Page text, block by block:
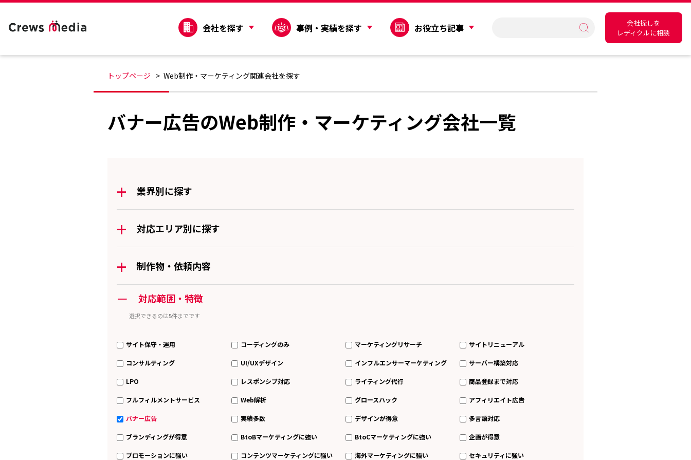
会社を探す 事例・実績を探す お役立ち記事
会社探しを
レディクルに相談
トップページ Web制作・マーケティング関連会社を探す
バナー広告のWeb制作・マーケティング会社一覧
+ 業界別に探す
+ 対応エリア別に探す
+ 制作物・依頼内容
ー 対応範囲・特徴
選択できるのは5件までです
サイト保守・運用 コーディングのみ マーケティングリサーチ サイトリニューアル
コンサルティング UI/UXデザイン インフルエンサーマーケティング サーバー構築対応
LPO レスポンシブ対応 ライティング代行 商品登録まで対応
フルフィルメントサービス Web解析 グロースハック アフィリエイト広告
バナー広告 実績多数 デザインが得意 多言語対応
ブランディングが得意 BtoBマーケティングに強い BtoCマーケティングに強い 企画が得意
プロモーションに強い コンテンツマーケティングに強い 海外マーケティングに強い セキュリティに強い